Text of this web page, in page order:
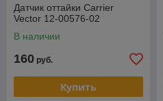
Датчик оттайки Carrier
Vector 12-00576-02
В наличии
160 руб.
Купить